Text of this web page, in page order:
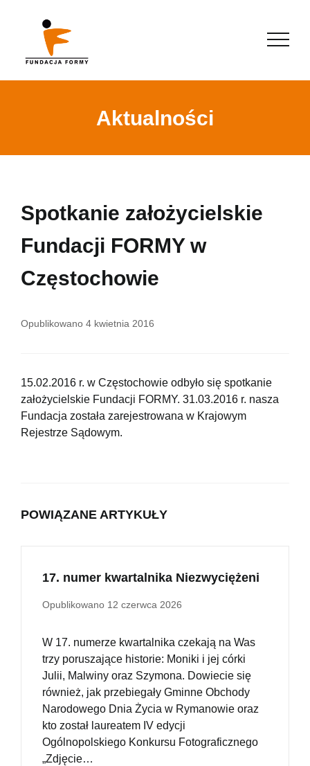
Aktualności
Spotkanie założycielskie
Fundacji FORMY w
Częstochowie
Opublikowano 4 kwietnia 2016
15.02.2016 r. w Częstochowie odbyło się spotkanie
założycielskie Fundacji FORMY. 31.03.2016 r. nasza
Fundacja została zarejestrowana w Krajowym
Rejestrze Sądowym.
POWIĄZANE ARTYKUŁY
17. numer kwartalnika Niezwyciężeni
Opublikowano 12 czerwca 2026
W 17. numerze kwartalnika czekają na Was
trzy poruszające historie: Moniki i jej córki
Julii, Malwiny oraz Szymona. Dowiecie się
również, jak przebiegały Gminne Obchody
Narodowego Dnia Życia w Rymanowie oraz
kto został laureatem IV edycji
Ogólnopolskiego Konkursu Fotograficznego
„Zdjęcie…